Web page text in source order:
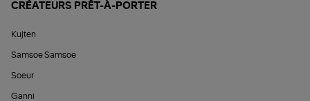
CRÉATEURS PRÊT-À-PORTER
Kujten
Samsoe Samsoe
Soeur
Ganni